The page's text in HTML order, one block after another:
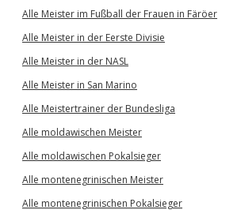
Alle Meister im Fußball der Frauen in Färöer
Alle Meister in der Eerste Divisie
Alle Meister in der NASL
Alle Meister in San Marino
Alle Meistertrainer der Bundesliga
Alle moldawischen Meister
Alle moldawischen Pokalsieger
Alle montenegrinischen Meister
Alle montenegrinischen Pokalsieger